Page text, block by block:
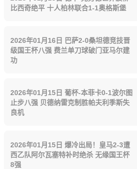
比西奇绝平 十人柏林联合1-1奥格斯堡
2026年01月16日 巴萨2-0桑坦德竞技晋
级国王杯八强 费兰单刀球破门亚马尔建
功
2026年01月15日 葡杯-本菲卡0-1波尔图
止步八强 贝德纳雷克制胜帕夫利季斯失
良机
2026年01月15日 爆冷出局！皇马2-3遭
西乙队阿尔瓦塞特补时绝杀 无缘国王杯
8强